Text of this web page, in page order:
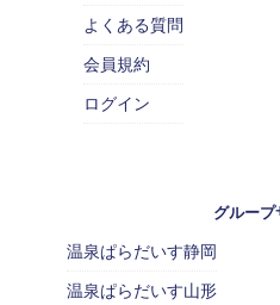
よくある質問
会員規約
ログイン
グループ
温泉ぱらだいす静岡
温泉ぱらだいす山形